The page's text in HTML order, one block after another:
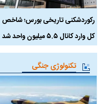
رکوردشکنی تاریخی بورس؛ شاخص
کل وارد کانال ۵.۵ میلیون واحد شد
تکنولوژی جنگی